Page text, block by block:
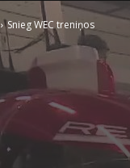
Snieg WEC treniņos